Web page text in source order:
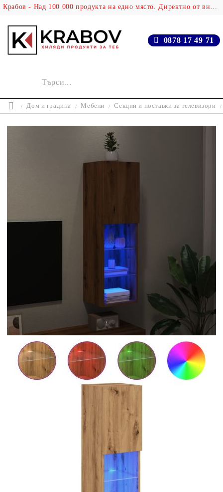
Крабов - Над 100 000 продукта на едно място. Директно от вносителя!
0878 17 49 71
Дом и градина Мебели Секции и поставки за телевизори